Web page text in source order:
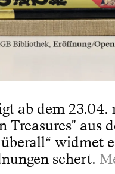
ab dem
Treasures"
widmet
schert.